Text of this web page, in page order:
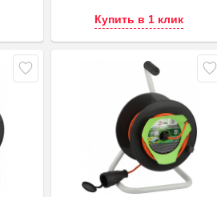
Купить в 1 клик